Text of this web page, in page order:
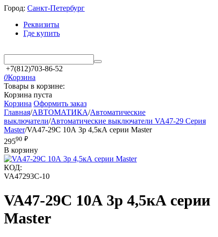
Город: Санкт-Петербург
Реквизиты
Где купить
+7(812)703-86-52
0Корзина
Товары в корзине:
Корзина пуста
Корзина Оформить заказ
Главная/АВТОМАТИКА/Автоматические
выключатели/Автоматические выключатели VA47-29 Серия
Master/VA47-29С 10А 3p 4,5кА серии Master
29590 ₽
В корзину
КОД:
VA47293С-10
VA47-29С 10А 3p 4,5кА серии
Master